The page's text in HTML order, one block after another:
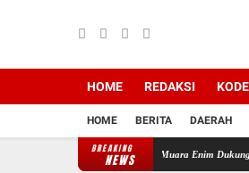
HOME REDAKSI
HOME BERITA DAERAH
BREAKING
NEWS
Umat, BAZNAS Muara Enim Dukung Program